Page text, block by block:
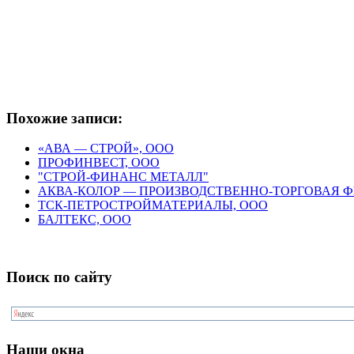
Похожие записи:
«АВА — СТРОЙ», ООО
ПРОФИНВЕСТ, ООО
"СТРОЙ-ФИНАНС МЕТАЛЛ"
АКВА-КОЛОР — ПРОИЗВОДСТВЕННО-ТОРГОВАЯ
ТСК-ПЕТРОСТРОЙМАТЕРИАЛЫ, ООО
БАЛТЕКС, ООО
Поиск по сайту
Наши окна